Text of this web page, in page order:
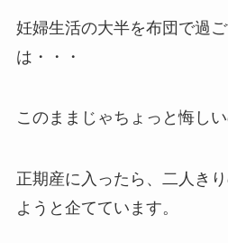
妊婦生活の大半を布団で過
は・・・
このままじゃちょっと悔し
正期産に入ったら、二人き
ようと企てています。